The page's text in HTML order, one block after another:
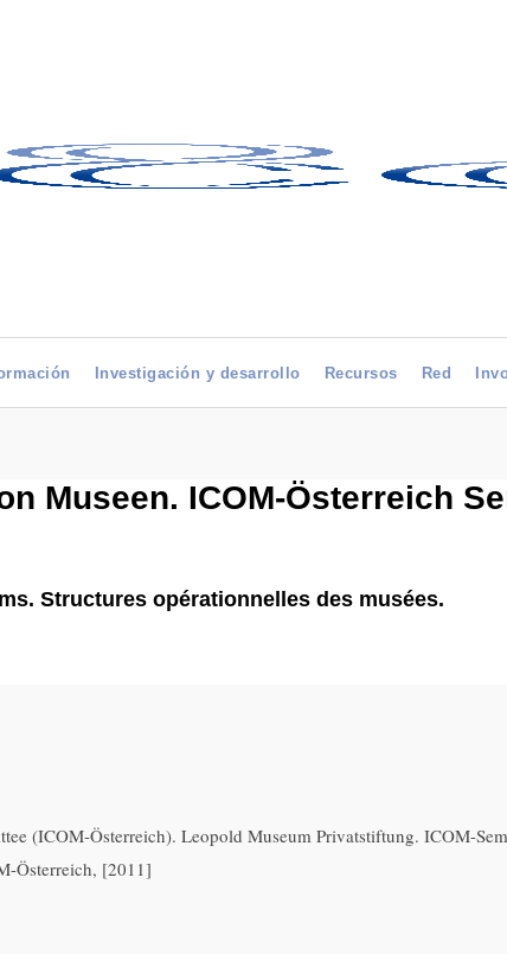
Investigación y desarrollo Recursos Red
Museen. ICOM-Österreich
Structures opérationnelles des musées.
(ICOM-Österreich). Leopold Museum Privatstiftung. ICOM-
Österreich, [2011]